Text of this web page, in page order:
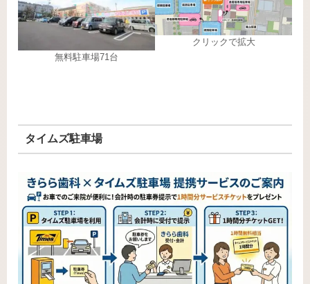
無料駐車場71台
クリックで拡大
タイムズ駐車場